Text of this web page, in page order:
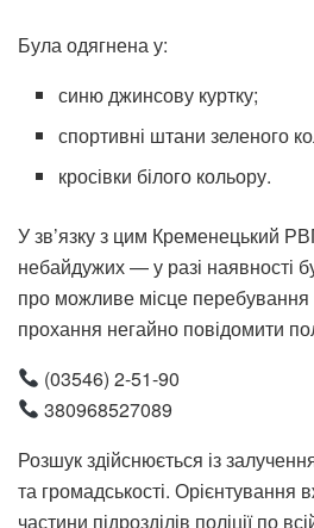
Була одягнена у:
синю джинсову куртку;
спортивні штани зеленого
кросівки білого кольору.
У зв’язку з цим Кременецький
небайдужих — у разі наявності
про можливе місце перебування
прохання негайно повідомити
(03546) 2-51-90
380968527089
Розшук здійснюється із
та громадськості. Орієнтування
частини підрозділів поліції по